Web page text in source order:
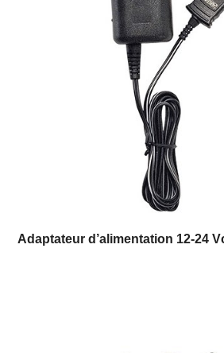
Adaptateur d’alimentation 12-24